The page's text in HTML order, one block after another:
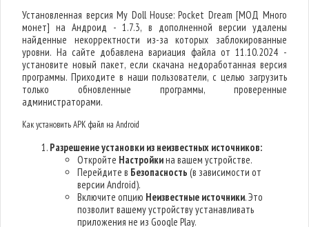
Установленная версия My Doll House: Pocket Dream [МОД Много
монет] на Андроид - 1.7.3, в дополненной версии удалены
найденные некорректности из-за которых заблокированные
уровни. На сайте добавлена вариация файла от 11.10.2024 -
установите новый пакет, если скачана недоработанная версия
программы. Приходите в наши пользователи, с целью загрузить
только обновленные программы, проверенные
администраторами.
Как установить APK файл на Android
Разрешение установки из неизвестных источников:
Откройте Настройкина вашем устройстве.
Перейдите в Безопасность (в зависимости от
версии Android).
Включите опцию Неизвестные источники. Это
позволит вашему устройству устанавливать
приложения не из Google Play.